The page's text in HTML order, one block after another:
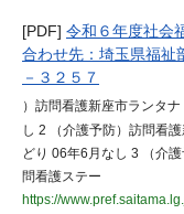
[PDF] 令和６年度社会
合わせ先：埼玉県福祉
－３２５７
）訪問看護新座市ランタ
し 2 （介護予防）訪問看護
どり 06年6月なし 3 （介
問看護ステー
https://